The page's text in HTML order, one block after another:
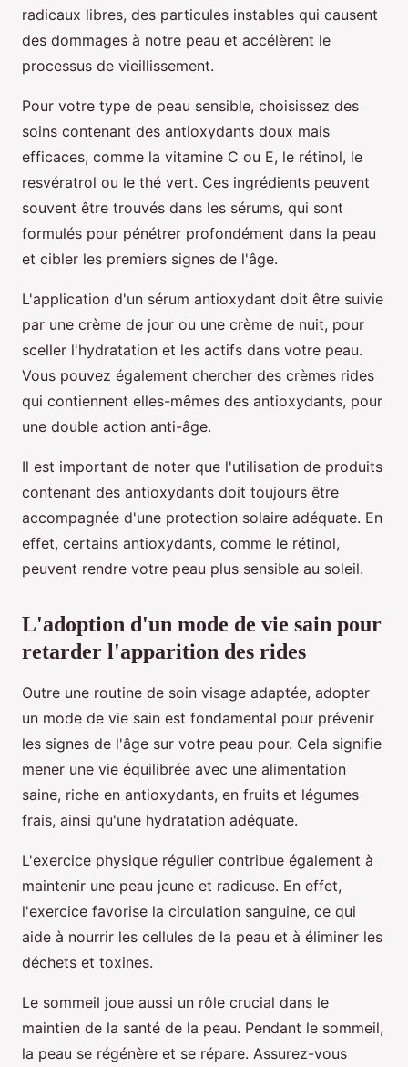
radicaux libres, des particules instables qui causent
des dommages à notre peau et accélèrent le
processus de vieillissement.
Pour votre type de peau sensible, choisissez des
soins contenant des antioxydants doux mais
efficaces, comme la vitamine C ou E, le rétinol, le
resvératrol ou le thé vert. Ces ingrédients peuvent
souvent être trouvés dans les sérums, qui sont
formulés pour pénétrer profondément dans la peau
et cibler les premiers signes de l'âge.
L'application d'un sérum antioxydant doit être suivie
par une crème de jour ou une crème de nuit, pour
sceller l'hydratation et les actifs dans votre peau.
Vous pouvez également chercher des crèmes rides
qui contiennent elles-mêmes des antioxydants, pour
une double action anti-âge.
Il est important de noter que l'utilisation de produits
contenant des antioxydants doit toujours être
accompagnée d'une protection solaire adéquate. En
effet, certains antioxydants, comme le rétinol,
peuvent rendre votre peau plus sensible au soleil.
L'adoption d'un mode de vie sain pour
retarder l'apparition des rides
Outre une routine de soin visage adaptée, adopter
un mode de vie sain est fondamental pour prévenir
les signes de l'âge sur votre peau pour. Cela signifie
mener une vie équilibrée avec une alimentation
saine, riche en antioxydants, en fruits et légumes
frais, ainsi qu'une hydratation adéquate.
L'exercice physique régulier contribue également à
maintenir une peau jeune et radieuse. En effet,
l'exercice favorise la circulation sanguine, ce qui
aide à nourrir les cellules de la peau et à éliminer les
déchets et toxines.
Le sommeil joue aussi un rôle crucial dans le
maintien de la santé de la peau. Pendant le sommeil,
la peau se régénère et se répare. Assurez-vous